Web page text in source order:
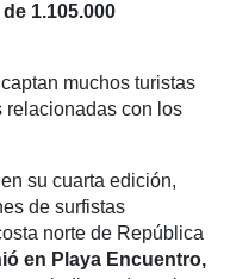
1.105.000
muchos turistas
relacionadas con los
su cuarta edición,
de surfistas
norte de República
en Playa Encuentro,